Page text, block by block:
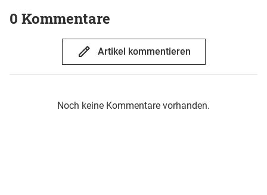
0 Kommentare
Artikel kommentieren
Noch keine Kommentare vorhanden.